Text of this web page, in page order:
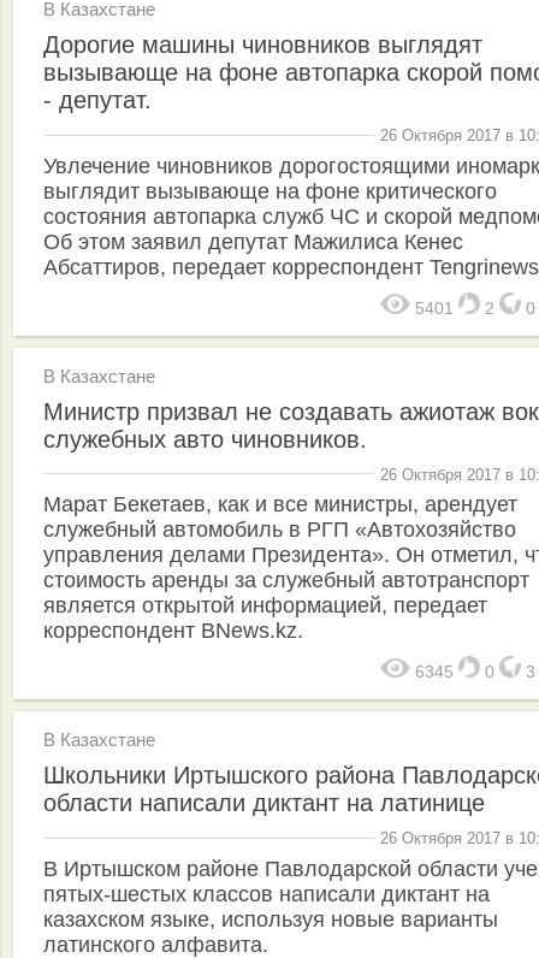
В Казахстане
Дорогие машины чиновников выглядят
вызывающе на фоне автопарка скорой
- депутат.
26 Октября 2017 в
Увлечение чиновников дорогостоящими
выглядит вызывающе на фоне критического
состояния автопарка служб ЧС и скорой
Об этом заявил депутат Мажилиса Кенес
Абсаттиров, передает корреспондент
5401 2 0
В Казахстане
Министр призвал не создавать ажиотаж
служебных авто чиновников.
26 Октября 2017 в
Марат Бекетаев, как и все министры, арендует
служебный автомобиль в РГП «Автохозяйство
управления делами Президента». Он отметил,
стоимость аренды за служебный автотранспорт
является открытой информацией, передает
корреспондент BNews.kz.
6345 0 3
В Казахстане
Школьники Иртышского района
области написали диктант на латинице
26 Октября 2017 в
В Иртышском районе Павлодарской области
пятых-шестых классов написали диктант на
казахском языке, используя новые варианты
латинского алфавита.